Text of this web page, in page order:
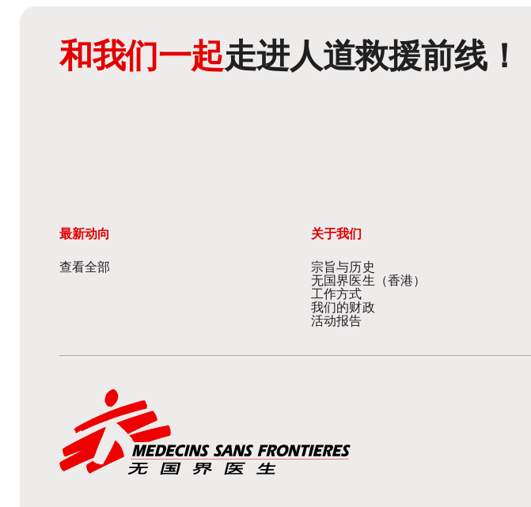
和我们一起走进人道救援前线！
最新动向
查看全部
关于我们
宗旨与历史
无国界医生（香港）
工作方式
我们的财政
活动报告